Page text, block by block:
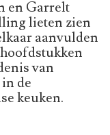
en Garrelt
lieten zien
aanvulden
van
de
keuken.